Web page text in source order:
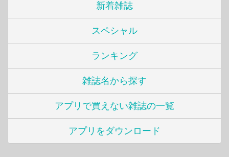
新着雑誌
スペシャル
ランキング
雑誌名から探す
アプリで買えない雑誌の一覧
アプリをダウンロード